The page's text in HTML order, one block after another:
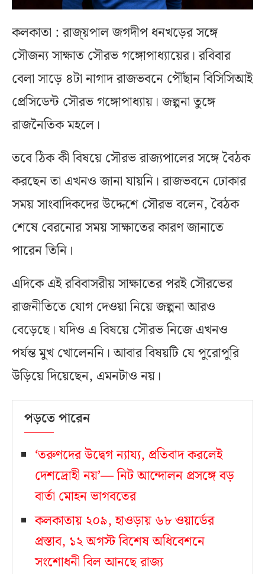
কলকাতা : রাজ্য়পাল জগদীপ ধনখড়ের সঙ্গে
সৌজন্য সাক্ষাত সৌরভ গঙ্গোপাধ্যায়ের। রবিবার
বেলা সাড়ে ৪টা নাগাদ রাজভবনে পৌঁছান বিসিসিআই
প্রেসিডেন্ট সৌরভ গঙ্গোপাধ্যায়। জল্পনা তুঙ্গে
রাজনৈতিক মহলে।
তবে ঠিক কী বিষয়ে সৌরভ রাজ্যপালের সঙ্গে বৈঠক
করছেন তা এখনও জানা যায়নি। রাজভবনে ঢোকার
সময় সাংবাদিকদের উদ্দেশে সৌরভ বলেন, বৈঠক
শেষে বেরনোর সময় সাক্ষাতের কারণ জানাতে
পারেন তিনি।
এদিকে এই রবিবাসরীয় সাক্ষাতের পরই সৌরভের
রাজনীতিতে যোগ দেওয়া নিয়ে জল্পনা আরও
বেড়েছে। যদিও এ বিষয়ে সৌরভ নিজে এখনও
পর্যন্ত মুখ খোলেননি। আবার বিষয়টি যে পুরোপুরি
উড়িয়ে দিয়েছেন, এমনটাও নয়।
পড়তে পারেন
‘তরুণদের উদ্বেগ ন্যায্য, প্রতিবাদ করলেই
দেশদ্রোহী নয়’— নিট আন্দোলন প্রসঙ্গে বড়
বার্তা মোহন ভাগবতের
কলকাতায় ২০৯, হাওড়ায় ৬৮ ওয়ার্ডের
প্রস্তাব, ১২ অগস্ট বিশেষ অধিবেশনে
সংশোধনী বিল আনছে রাজ্য